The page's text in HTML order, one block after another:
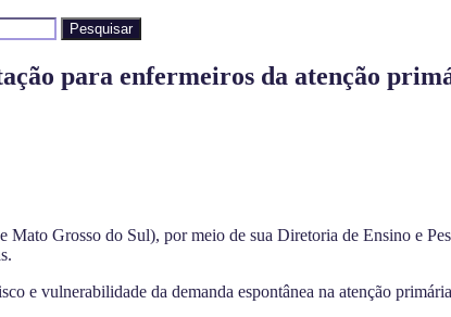
Pesquisar
para enfermeiros da atenção
Grosso do Sul), por meio de sua Diretoria de Ensino e
e vulnerabilidade da demanda espontânea na atenção